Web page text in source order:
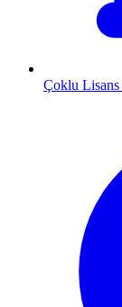
Çoklu Lisans